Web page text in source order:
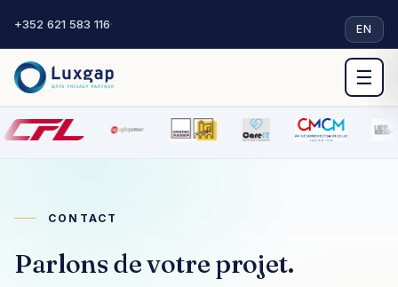
+352 621 583 116· EN
☰
CONTACT
Parlons de votre projet.